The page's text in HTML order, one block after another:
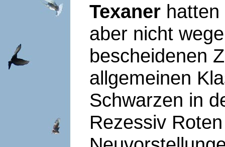
Texaner
aber nicht
bescheidenen
allgemeinen
Schwarzen in
Rezessiv